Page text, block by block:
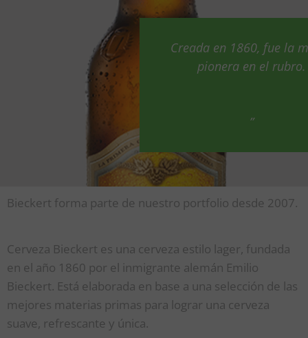
Creada en 1860, fue la
pionera en el rubro.
”
Bieckert forma parte de nuestro portfolio desde 2007.
Cerveza Bieckert es una cerveza estilo lager, fundada
en el año 1860 por el inmigrante alemán Emilio
Bieckert. Está elaborada en base a una selección de las
mejores materias primas para lograr una cerveza
suave, refrescante y única.